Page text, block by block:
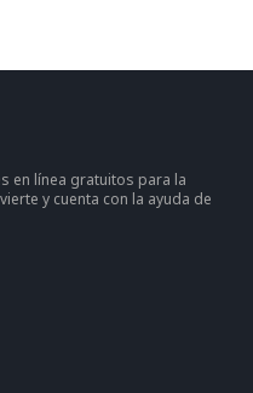
en línea gratuitos para la
y cuenta con la ayuda de